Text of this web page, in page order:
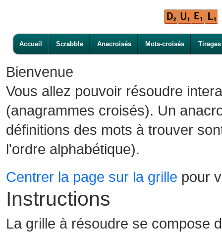
Accueil Scrabble Anacroisés Mots-croisés Tirages
Bienvenue
Vous allez pouvoir résoudre
(anagrammes croisés). Un
définitions des mots à trouver
l'ordre alphabétique).
Centrer la page sur la grille pour
Instructions
La grille à résoudre se compose